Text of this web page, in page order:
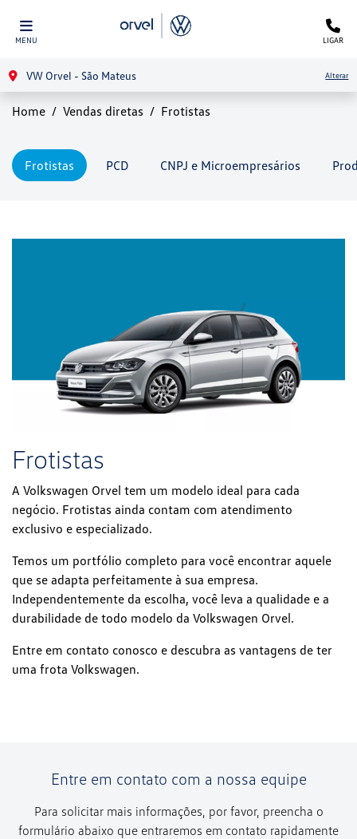
MENU LIGAR
VW Orvel - São Mateus Alterar
Home Vendas diretas Frotistas
PCD CNPJ e Microempresários
Frotistas
Frotistas
A Volkswagen Orvel tem um modelo ideal para cada
negócio. Frotistas ainda contam com atendimento
exclusivo e especializado.
Temos um portfólio completo para você encontrar aquele
que se adapta perfeitamente à sua empresa.
Independentemente da escolha, você leva a qualidade e a
durabilidade de todo modelo da Volkswagen Orvel.
Entre em contato conosco e descubra as vantagens de ter
uma frota Volkswagen.
Entre em contato com a nossa equipe
Para solicitar mais informações, por favor, preencha o
formulário abaixo que entraremos em contato rapidamente